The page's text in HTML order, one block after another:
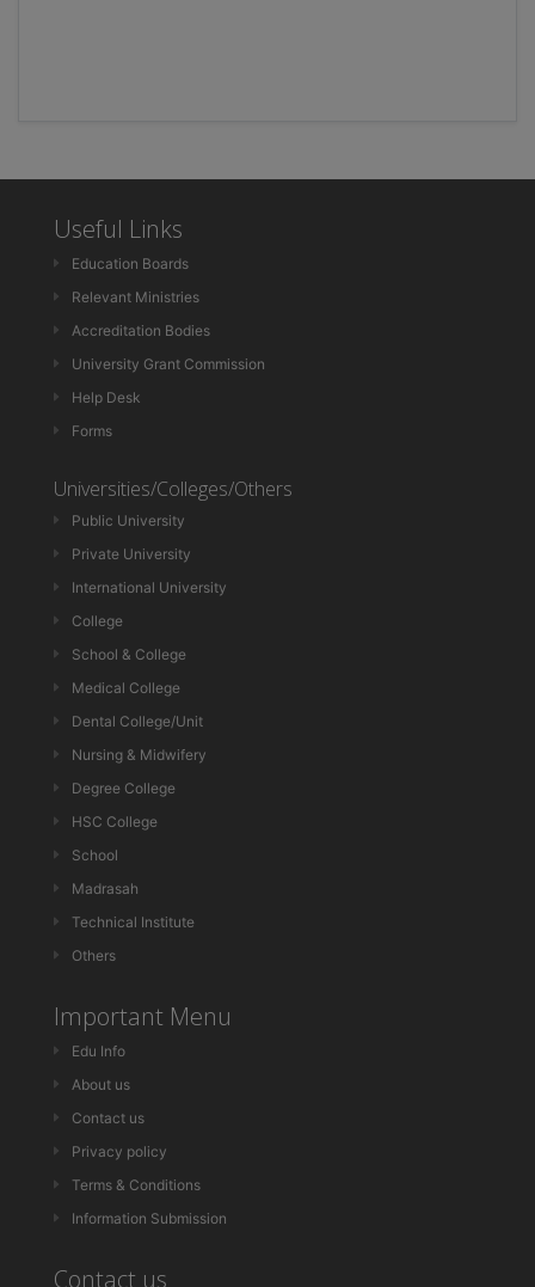
Useful Links
Education Boards
Relevant Ministries
Accreditation Bodies
University Grant Commission
Help Desk
Forms
Universities/Colleges/Others
Public University
Private University
International University
College
School & College
Medical College
Dental College/Unit
Nursing & Midwifery
Degree College
HSC College
School
Madrasah
Technical Institute
Others
Important Menu
Edu Info
About us
Contact us
Privacy policy
Terms & Conditions
Information Submission
Contact us